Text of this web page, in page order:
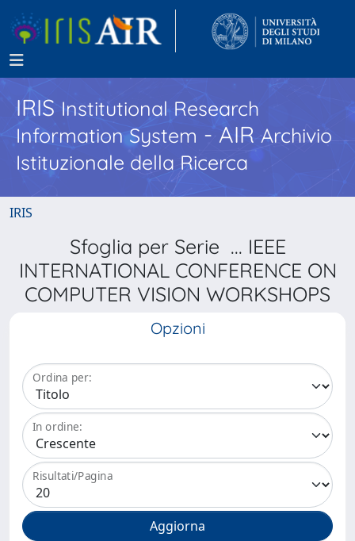
IRISInstitutional Research
Information System - AIR Archivio
Istituzionale della Ricerca
IRIS
Sfoglia per Serie ... IEEE
INTERNATIONAL CONFERENCE ON
COMPUTER VISION WORKSHOPS
Opzioni
Ordina per:
In ordine:
Risultati/Pagina